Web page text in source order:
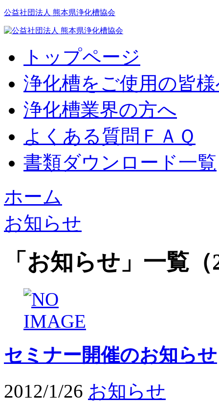
公益社団法人 熊本県浄化槽協会
トップページ
浄化槽をご使用の皆
浄化槽業界の方へ
よくある質問ＦＡＱ
書類ダウンロード一覧
ホーム
お知らせ
「 お知らせ 」 一覧
セミナー開催のお知らせ
2012/1/26 お知らせ